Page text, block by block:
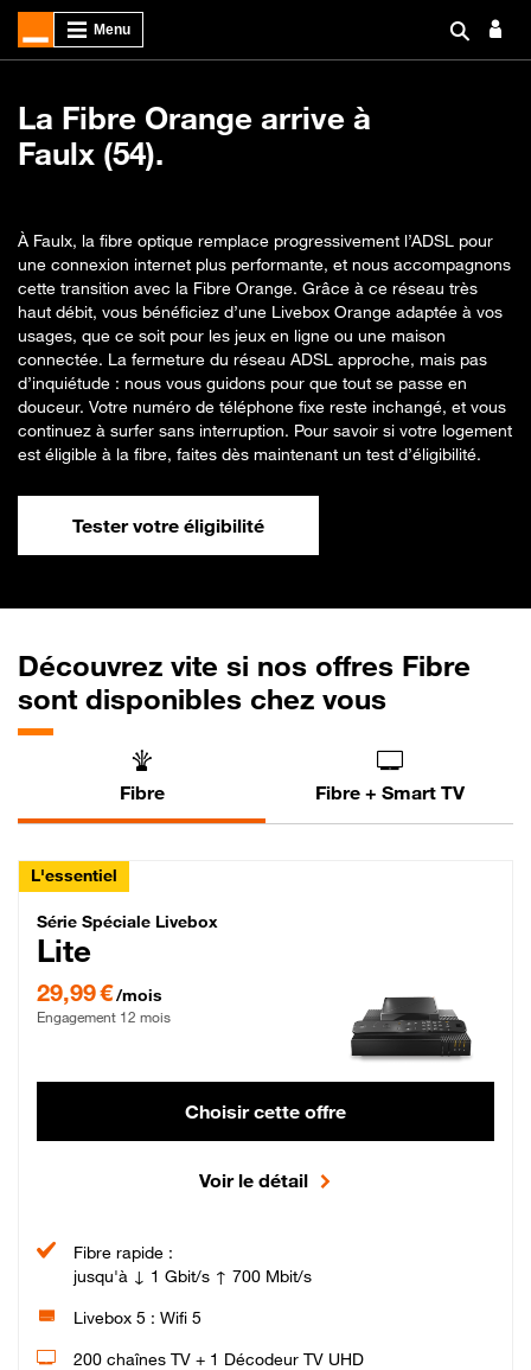
La Fibre Orange arrive à
Faulx (54).
À Faulx, la fibre optique remplace progressivement l’ADSL pour
une connexion internet plus performante, et nous accompagnons
cette transition avec la Fibre Orange. Grâce à ce réseau très
haut débit, vous bénéficiez d’une Livebox Orange adaptée à vos
usages, que ce soit pour les jeux en ligne ou une maison
connectée. La fermeture du réseau ADSL approche, mais pas
d’inquiétude : nous vous guidons pour que tout se passe en
douceur. Votre numéro de téléphone fixe reste inchangé, et vous
continuez à surfer sans interruption. Pour savoir si votre logement
est éligible à la fibre, faites dès maintenant un test d’éligibilité.
Tester votre éligibilité
Découvrez vite si nos offres Fibre
sont disponibles chez vous
Fibre Fibre + Smart TV
L'essentiel
Série Spéciale Livebox Lite Fibre
Série Spéciale Livebox
Lite
29,99 €/mois
Engagement 12 mois
Choisir cette offre
Voir le détail
Fibre rapide :
jusqu'à ↓ 1 Gbit/s ↑ 700 Mbit/s
Livebox 5 : Wifi 5
200 chaînes TV + 1 Décodeur TV UHD